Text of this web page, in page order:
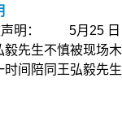
声明： 5月25 日
毅先生不慎被现场木
间陪同王弘毅先生